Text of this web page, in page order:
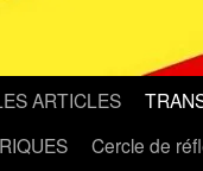
ARTICLES
Cercle de